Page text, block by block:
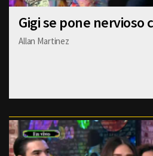
Gigi se pone nervioso
Allan Martinez